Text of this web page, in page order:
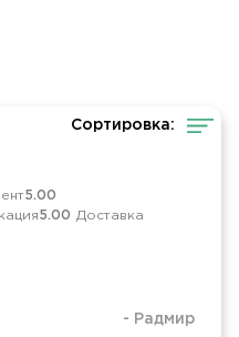
Сортировка:
5.00
5.00 Доставка
- Радмир